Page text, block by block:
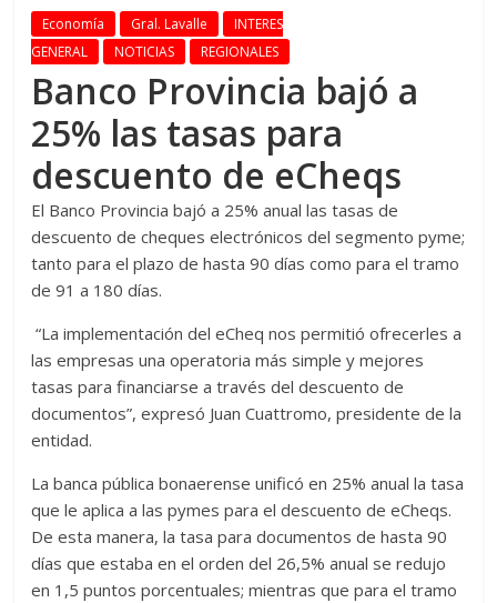
Economía Gral. Lavalle
INTERES
GENERAL
NOTICIAS REGIONALES
Banco Provincia bajó a
25% las tasas para
descuento de eCheqs
El Banco Provincia bajó a 25% anual las tasas de
descuento de cheques electrónicos del segmento pyme;
tanto para el plazo de hasta 90 días como para el tramo
de 91 a 180 días.
“La implementación del eCheq nos permitió ofrecerles a
las empresas una operatoria más simple y mejores
tasas para financiarse a través del descuento de
documentos”, expresó Juan Cuattromo, presidente de la
entidad.
La banca pública bonaerense unificó en 25% anual la tasa
que le aplica a las pymes para el descuento de eCheqs.
De esta manera, la tasa para documentos de hasta 90
días que estaba en el orden del 26,5% anual se redujo
en 1,5 puntos porcentuales; mientras que para el tramo